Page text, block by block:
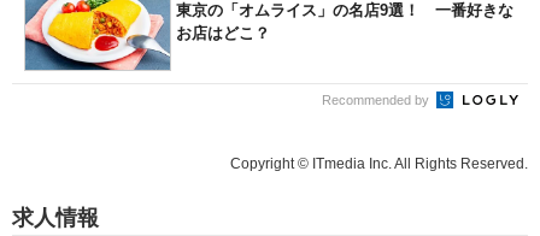
東京の「オムライス」の名店9選！ 一番好きな
お店はどこ？
Recommended by
Copyright © ITmedia Inc. All Rights Reserved.
求人情報